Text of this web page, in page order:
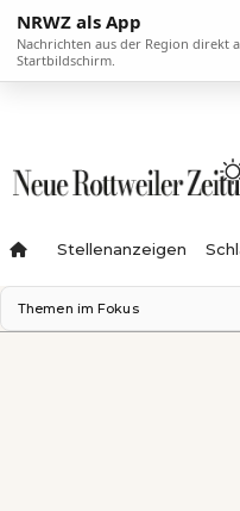
NRWZ als App
Nachrichten aus der Region direkt
Startbildschirm.
Stellenanzeigen
Themen im Fokus